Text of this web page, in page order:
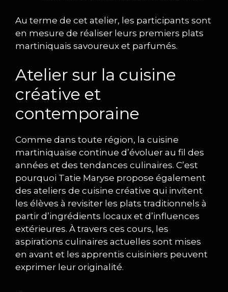
Au terme de cet atelier, les participants sont
en mesure de réaliser leurs premiers plats
martiniquais savoureux et parfumés.
Atelier sur la cuisine
créative et
contemporaine
Comme dans toute région, la cuisine
martiniquaise continue d’évoluer au fil des
années et des tendances culinaires. C’est
pourquoi Tatie Maryse propose également
des ateliers de cuisine créative qui invitent
les élèves à revisiter les plats traditionnels à
partir d’ingrédients locaux et d’influences
extérieures. À travers ces cours, les
aspirations culinaires actuelles sont mises
en avant et les apprentis cuisiniers peuvent
exprimer leur originalité.